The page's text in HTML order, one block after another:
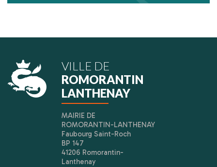
VILLE DE
ROMORANTIN
LANTHENAY
MAIRIE DE
ROMORANTIN-LANTHENAY
Faubourg Saint-Roch
BP 147
41206 Romorantin-
Lanthenay